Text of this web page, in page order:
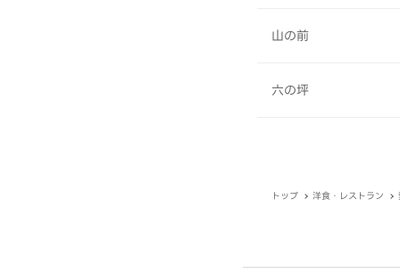
山の前
六の坪
トップ 洋食・レストラン